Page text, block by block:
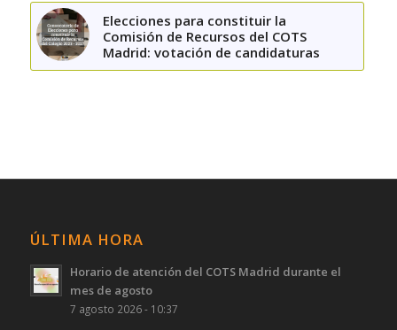
Elecciones para constituir la
Comisión de Recursos del COTS
Madrid: votación de candidaturas
ÚLTIMA HORA
Horario de atención del COTS Madrid durante el
mes de agosto
7 agosto 2026 - 10:37